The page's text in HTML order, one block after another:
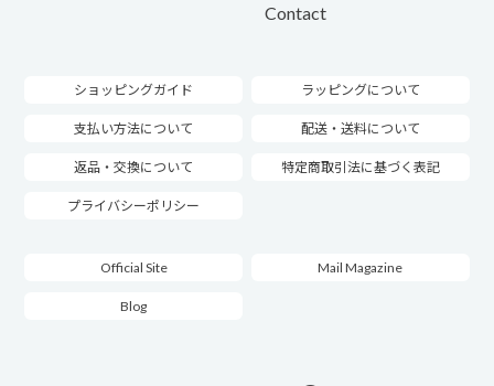
Contact
ショッピングガイド ラッピングについて
支払い方法について 配送・送料について
返品・交換について 特定商取引法に基づく表記
プライバシーポリシー
Official Site Mail Magazine
Blog